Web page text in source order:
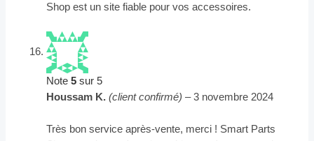
Shop est un site fiable pour vos accessoires.
Note5 sur 5
Houssam K.(client confirmé) – 3 novembre 2024
Très bon service après-vente, merci ! Smart Parts